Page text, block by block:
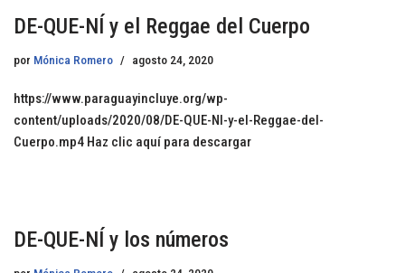
DE-QUE-NÍ y el Reggae del Cuerpo
por Mónica Romero agosto 24, 2020
https://www.paraguayincluye.org/wp-
content/uploads/2020/08/DE-QUE-NI-y-el-Reggae-del-
Cuerpo.mp4 Haz clic aquí para descargar
DE-QUE-NÍ y los números